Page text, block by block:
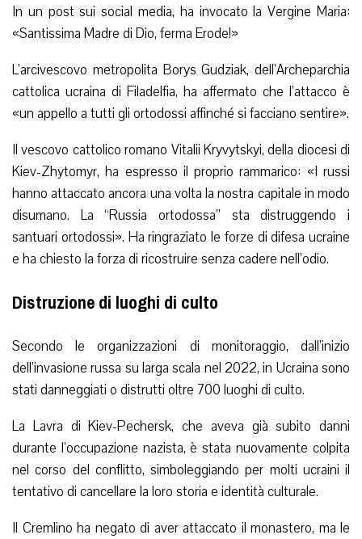
In un post sui social media, ha invocato la Vergine Maria:
«Santissima Madre di Dio, ferma Erode!»
L’arcivescovo metropolita Borys Gudziak, dell’Archeparchia
cattolica ucraina di Filadelfia, ha affermato che l’attacco è
«un appello a tutti gli ortodossi affinché si facciano sentire».
Il vescovo cattolico romano Vitalii Kryvytskyi, della diocesi di
Kiev-Zhytomyr, ha espresso il proprio rammarico: «I russi
hanno attaccato ancora una volta la nostra capitale in modo
disumano. La “Russia ortodossa” sta distruggendo i
santuari ortodossi». Ha ringraziato le forze di difesa ucraine
e ha chiesto la forza di ricostruire senza cadere nell’odio.
Distruzione di luoghi di culto
Secondo le organizzazioni di monitoraggio, dall’inizio
dell’invasione russa su larga scala nel 2022, in Ucraina sono
stati danneggiati o distrutti oltre 700 luoghi di culto.
La Lavra di Kiev-Pechersk, che aveva già subito danni
durante l’occupazione nazista, è stata nuovamente colpita
nel corso del conflitto, simboleggiando per molti ucraini il
tentativo di cancellare la loro storia e identità culturale.
Il Cremlino ha negato di aver attaccato il monastero, ma le